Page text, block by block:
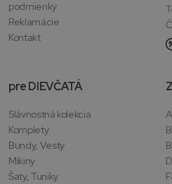
podmienky
Reklamácie
Kontakt
pre DIEVČATÁ
Slávnostná kolekcia
Komplety
Bundy, Vesty
Mikiny
Šaty, Tuniky